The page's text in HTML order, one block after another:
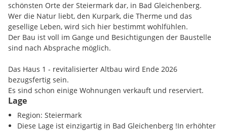
schönsten Orte der Steiermark dar, in Bad Gleichenberg.
Wer die Natur liebt, den Kurpark, die Therme und das
gesellige Leben, wird sich hier bestimmt wohlfühlen.
Der Bau ist voll im Gange und Besichtigungen der Baustelle
sind nach Absprache möglich.
Das Haus 1 - revitalisierter Altbau wird Ende 2026
bezugsfertig sein.
Es sind schon einige Wohnungen verkauft und reserviert.
Wenn Sie Interesse haben an einer Wohnung, zögern Sie
nicht und fragen Sie an, welche Einheiten noch verfügbar
sind, bzw. schauen Sie auf unserer Homepage:
Lage
Region: Steiermark
Diese Lage ist einzigartig in Bad Gleichenberg !In erhöhter